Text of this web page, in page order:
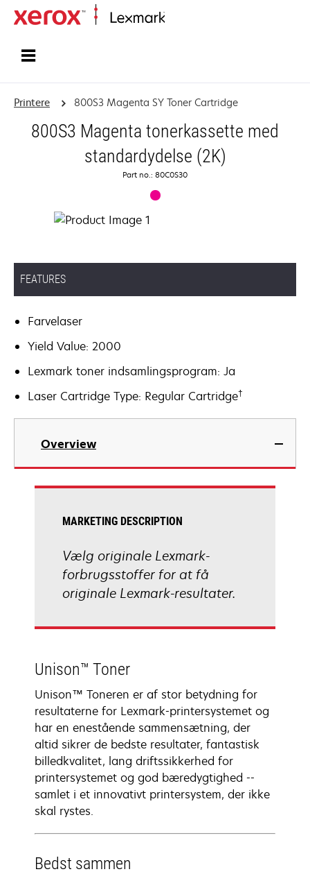
Printere 800S3 Magenta SY Toner Cartridge
800S3 Magenta tonerkassette med
standardydelse (2K)
Part no.: 80C0S30
FEATURES
Farvelaser
Yield Value: 2000
Lexmark toner indsamlingsprogram: Ja
Laser Cartridge Type: Regular Cartridge†
Overview
MARKETING DESCRIPTION
Vælg originale Lexmark-
forbrugsstoffer for at få
originale Lexmark-resultater.
Unison™ Toner
Unison™ Toneren er af stor betydning for
resultaterne for Lexmark-printersystemet og
har en enestående sammensætning, der
altid sikrer de bedste resultater, fantastisk
billedkvalitet, lang driftssikkerhed for
printersystemet og god bæredygtighed --
samlet i et innovativt printersystem, der ikke
skal rystes.
Bedst sammen